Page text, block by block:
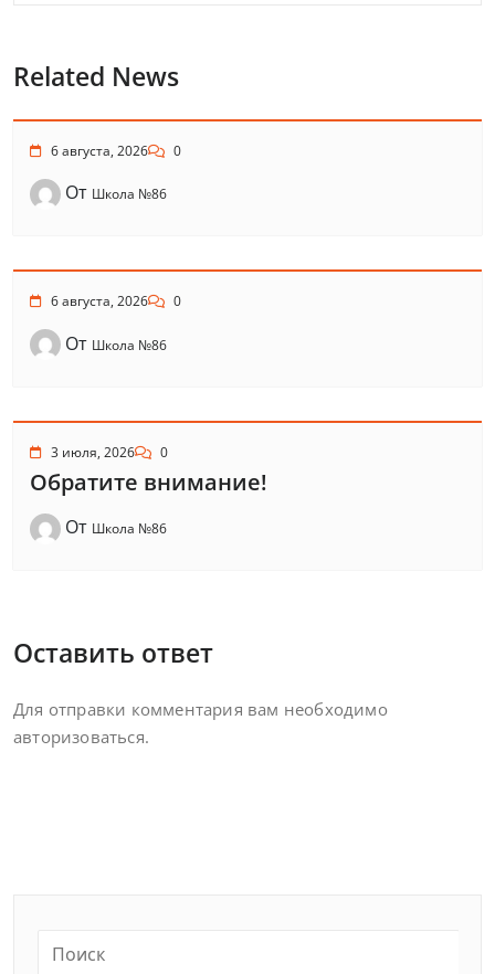
Related News
6 августа, 2026 0
От Школа №86
6 августа, 2026 0
От Школа №86
3 июля, 2026 0
Обратите внимание!
От Школа №86
Оставить ответ
Для отправки комментария вам необходимо
авторизоваться.